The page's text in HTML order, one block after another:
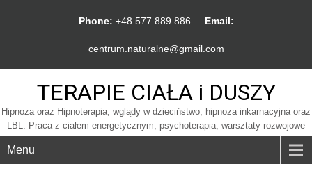
Phone: +48 577 889 886 Email:
centrum.naturalne@gmail.com
TERAPIE CIAŁA i DUSZY
Hipnoza oraz Hipnoterapia, wglądy w dzieciństwo, hipnoza inkarnacyjna oraz
LBL. Praca z ciałem energetycznym, psychoterapia, warsztaty rozwojowe
Menu